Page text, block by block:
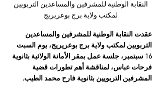
النقابة الوطنية للمشرفين والمساعدين التربويين
لمكتب ولاية برج بوعريريج
عقدت النقابة الوطنية للمشرفين والمساعدين
التربويين لمكتب ولاية برج بوعريريج، يوم السبت
16 سبتمبر، جلسة عمل بمقر الأمانة الولائية بثانوية
فرحات عباس، لمناقشة أهم تطورات قضية
المشرفين التربويين بثانوية فارح محمد الطيب.